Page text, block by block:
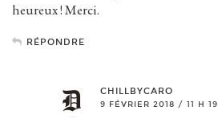
heureux ! Merci.
RÉPONDRE
CHILLBYCARO
9 FÉVRIER 2018 / 11 H 19